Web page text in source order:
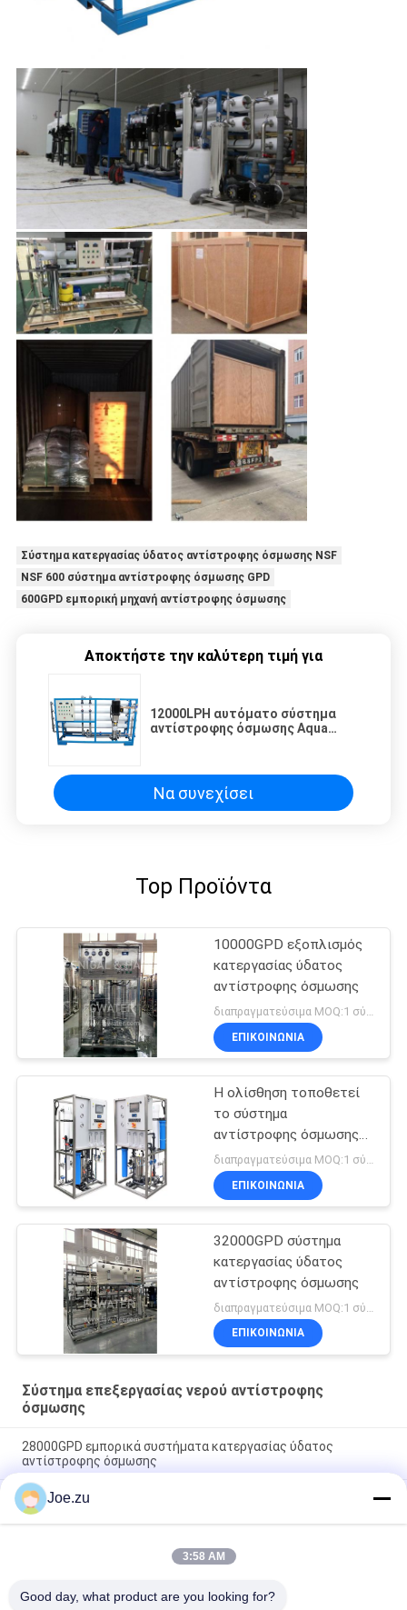
Σύστημα κατεργασίας ύδατος αντίστροφης όσμωσης NSF
NSF 600 σύστημα αντίστροφης όσμωσης GPD
600GPD εμπορική μηχανή αντίστροφης όσμωσης
Αποκτήστε την καλύτερη τιμή για
12000LPH αυτόματο σύστημα
αντίστροφης όσμωσης Aqua
Να συνεχίσει
Top Προϊόντα
10000GPD εξοπλισμός
κατεργασίας ύδατος
αντίστροφης όσμωσης
ΕΠΙΚΟΙΝΩΝΙΑ
Η ολίσθηση τοποθετεί
το σύστημα
αντίστροφης όσμωσης
600 GPD
ΕΠΙΚΟΙΝΩΝΙΑ
32000GPD σύστημα
κατεργασίας ύδατος
αντίστροφης όσμωσης
ΕΠΙΚΟΙΝΩΝΙΑ
Σύστημα επεξεργασίας νερού αντίστροφης
όσμωσης
28000GPD εμπορικά συστήματα κατεργασίας ύδατος
αντίστροφης όσμωσης
36000GPD εμπορικό σύστημα κατεργασίας ύδατος
αντίστροφης όσμωσης
Έξυπνη απομακρυσμένη παρακολούθηση IoT Σύστημα
Επεξεργασίας Νερού Αντίστροφης Όσμωσης 100TPD PLC
Joe.zu
3:58 AM
Good day, what product are you looking for?